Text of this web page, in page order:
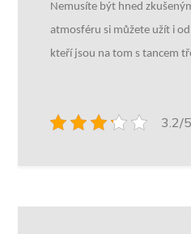
Nemusíte být hned
atmosféru si můžete užít i
kteří jsou na tom s tancem
3.2/